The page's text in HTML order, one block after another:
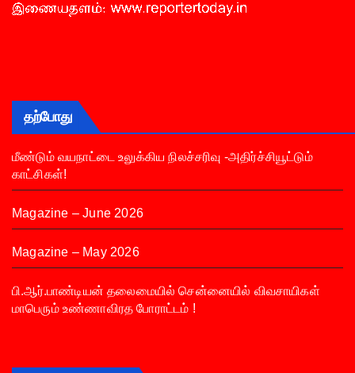
தற்போது
மீண்டும் வயநாட்டை உலுக்கிய நிலச்சரிவு -அதிர்ச்சியூட்டும்
காட்சிகள்!
Magazine – June 2026
Magazine – May 2026
பி.ஆர்.பாண்டியன் தலைமையில் சென்னையில் விவசாயிகள்
மாபெரும் உண்ணாவிரத போராட்டம் !